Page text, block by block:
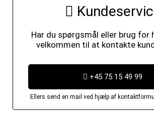
Har du spørgsmål eller brug for
velkommen til at kontakte
+45 75 15 49 99
Ellers send en mail ved hjælp af